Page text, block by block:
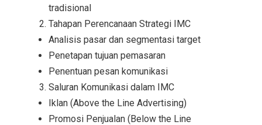
tradisional
Tahapan Perencanaan Strategi IMC
Analisis pasar dan segmentasi target
Penetapan tujuan pemasaran
Penentuan pesan komunikasi
Saluran Komunikasi dalam IMC
Iklan (Above the Line Advertising)
Promosi Penjualan (Below the Line